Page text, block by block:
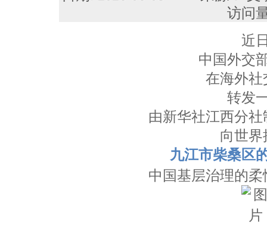
访问
近
中国外交
在海外社
转发
由新华社江西分
向世界
九江市柴桑区
中国基层治理的